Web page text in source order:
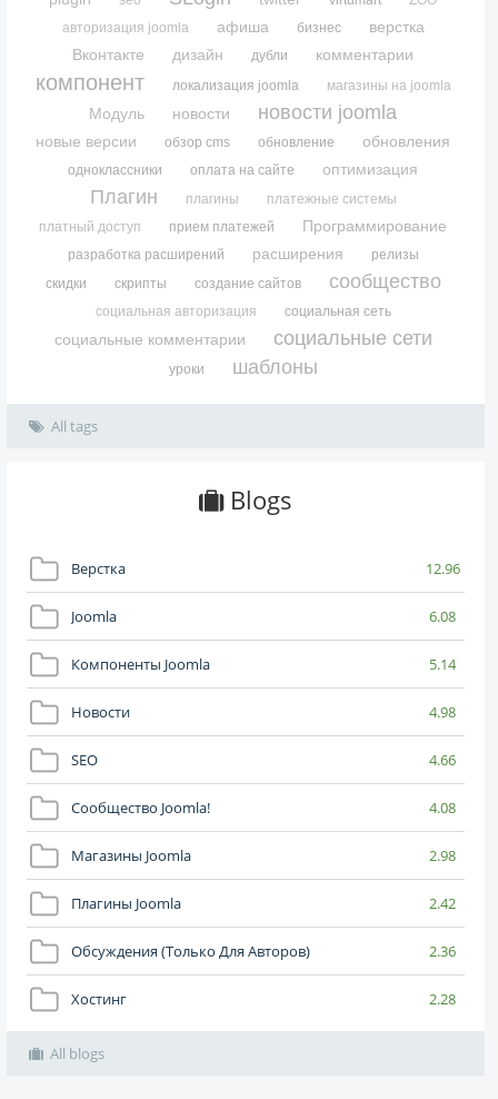
авторизация joomla
афиша бизнес
верстка
Вконтакте
дизайн дубли комментарии
компонент локализация joomla магазины на joomla
Модуль новости новости joomla
новые версии обзор cms обновление обновления
одноклассники оплата на сайте оптимизация
Плагин плагины
платежные системы
платный доступ
прием платежей Программирование
разработка расширений расширения
релизы
скидки
скрипты создание сайтов сообщество
социальная авторизация социальная сеть
социальные комментарии социальные сети
уроки шаблоны
All tags
Blogs
Верстка 12.96
Joomla 6.08
Компоненты Joomla 5.14
Новости 4.98
SEO 4.66
Сообщество Joomla! 4.08
Магазины Joomla 2.98
Плагины Joomla 2.42
Обсуждения (только Для Авторов) 2.36
Хостинг 2.28
All blogs